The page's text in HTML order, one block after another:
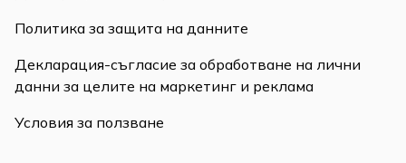
Политика за защита на данните
Декларация-съгласие за обработване на лични
данни за целите на маркетинг и реклама
Условия за ползване